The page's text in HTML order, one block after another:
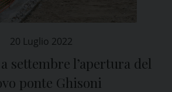
20 Luglio 2022
settembre l’apertura del
ponte Ghisoni